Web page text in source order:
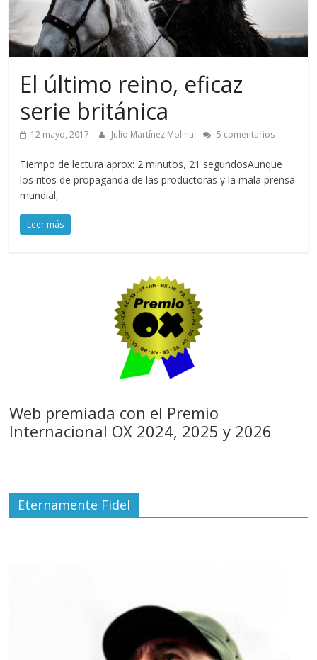
El último reino, eficaz
serie británica
12 mayo, 2017 Julio Martínez Molina 5 comentarios
Tiempo de lectura aprox: 2 minutos, 21 segundosAunque
los ritos de propaganda de las productoras y la mala prensa
mundial,
Leer más
Web premiada con el Premio
Internacional OX 2024, 2025 y 2026
Eternamente Fidel